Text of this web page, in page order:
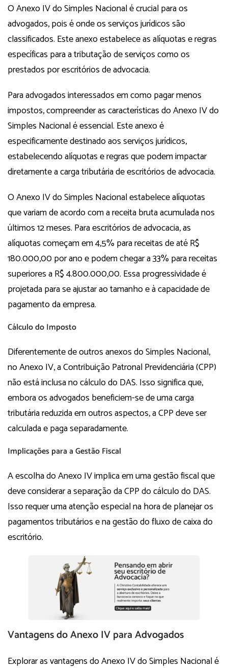
O Anexo IV do Simples Nacional é crucial para os
advogados, pois é onde os serviços jurídicos são
classificados. Este anexo estabelece as alíquotas e regras
específicas para a tributação de serviços como os
prestados por escritórios de advocacia.
Para advogados interessados em como pagar menos
impostos, compreender as características do Anexo IV do
Simples Nacional é essencial. Este anexo é
especificamente destinado aos serviços jurídicos,
estabelecendo alíquotas e regras que podem impactar
diretamente a carga tributária de escritórios de advocacia.
O Anexo IV do Simples Nacional estabelece alíquotas
que variam de acordo com a receita bruta acumulada nos
últimos 12 meses. Para escritórios de advocacia, as
alíquotas começam em 4,5% para receitas de até R$
180.000,00 por ano e podem chegar a 33% para receitas
superiores a R$ 4.800.000,00. Essa progressividade é
projetada para se ajustar ao tamanho e à capacidade de
pagamento da empresa.
Cálculo do Imposto
Diferentemente de outros anexos do Simples Nacional,
no Anexo IV, a Contribuição Patronal Previdenciária (CPP)
não está inclusa no cálculo do DAS. Isso significa que,
embora os advogados beneficiem-se de uma carga
tributária reduzida em outros aspectos, a CPP deve ser
calculada e paga separadamente.
Implicações para a Gestão Fiscal
A escolha do Anexo IV implica em uma gestão fiscal que
deve considerar a separação da CPP do cálculo do DAS.
Isso requer uma atenção especial na hora de planejar os
pagamentos tributários e na gestão do fluxo de caixa do
escritório.
Vantagens do Anexo IV para Advogados
Explorar as vantagens do Anexo IV do Simples Nacional é